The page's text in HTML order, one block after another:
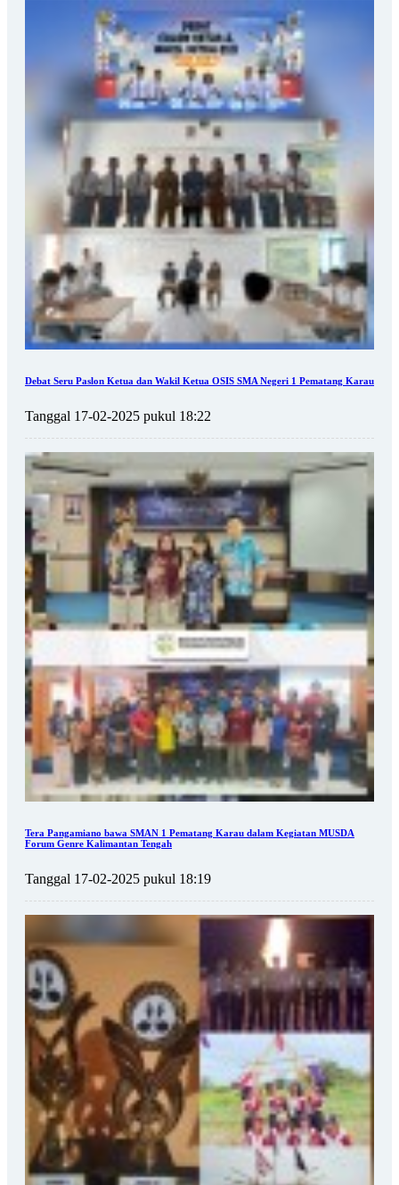
Debat Seru Paslon Ketua dan Wakil Ketua OSIS SMA Negeri 1 Pematang Karau
Tanggal 17-02-2025 pukul 18:22
Tera Pangamiano bawa SMAN 1 Pematang Karau dalam Kegiatan MUSDA
Forum Genre Kalimantan Tengah
Tanggal 17-02-2025 pukul 18:19